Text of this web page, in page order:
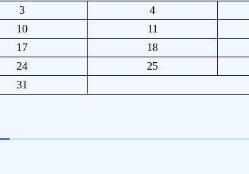
3 4
10 11
17 18
24 25
31